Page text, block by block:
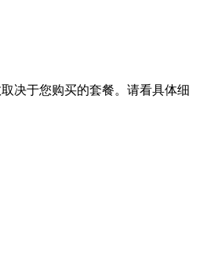
决于您购买的套餐。请看具体细